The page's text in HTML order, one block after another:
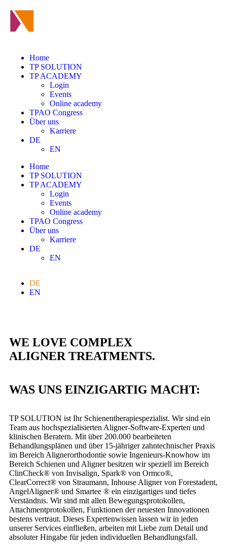
Home
TP SOLUTION
TP ACADEMY
Login
Events
Online academy
TPAO Congress
Über uns
Karriere
DE
EN
Home
TP SOLUTION
TP ACADEMY
Login
Events
Online academy
TPAO Congress
Über uns
Karriere
DE
EN
DE
EN
WE LOVE COMPLEX
ALIGNER TREATMENTS.
WAS UNS EINZIGARTIG MACHT:
TP SOLUTION ist Ihr Schienentherapiespezialist. Wir sind ein
Team aus hochspezialisierten Aligner-Software-Experten und
klinischen Beratern. Mit über 200.000 bearbeiteten
Behandlungsplänen und über 15-jähriger zahntechnischer Praxis
im Bereich Alignerorthodontie sowie Ingenieurs-Knowhow im
Bereich Schienen und Aligner besitzen wir speziell im Bereich
ClinCheck® von Invisalign, Spark® von Ormco®,
ClearCorrect® von Straumann, Inhouse Aligner von Forestadent,
AngelAligner® und Smartee ® ein einzigartiges und tiefes
Verständnis. Wir sind mit allen Bewegungsprotokollen,
Attachmentprotokollen, Funktionen der neuesten Innovationen
bestens vertraut. Dieses Expertenwissen lassen wir in jeden
unserer Services einfließen, arbeiten mit Liebe zum Detail und
absoluter Hingabe für jeden individuellen Behandlungsfall.